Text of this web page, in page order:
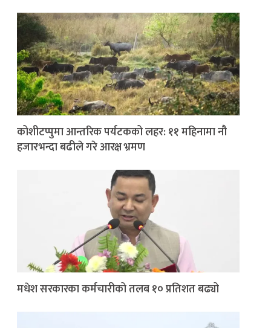
कोशीटप्पुमा आन्तरिक पर्यटकको लहर: ११ महिनामा नौ
हजारभन्दा बढीले गरे आरक्ष भ्रमण
मधेश सरकारका कर्मचारीको तलब १० प्रतिशत बढ्यो